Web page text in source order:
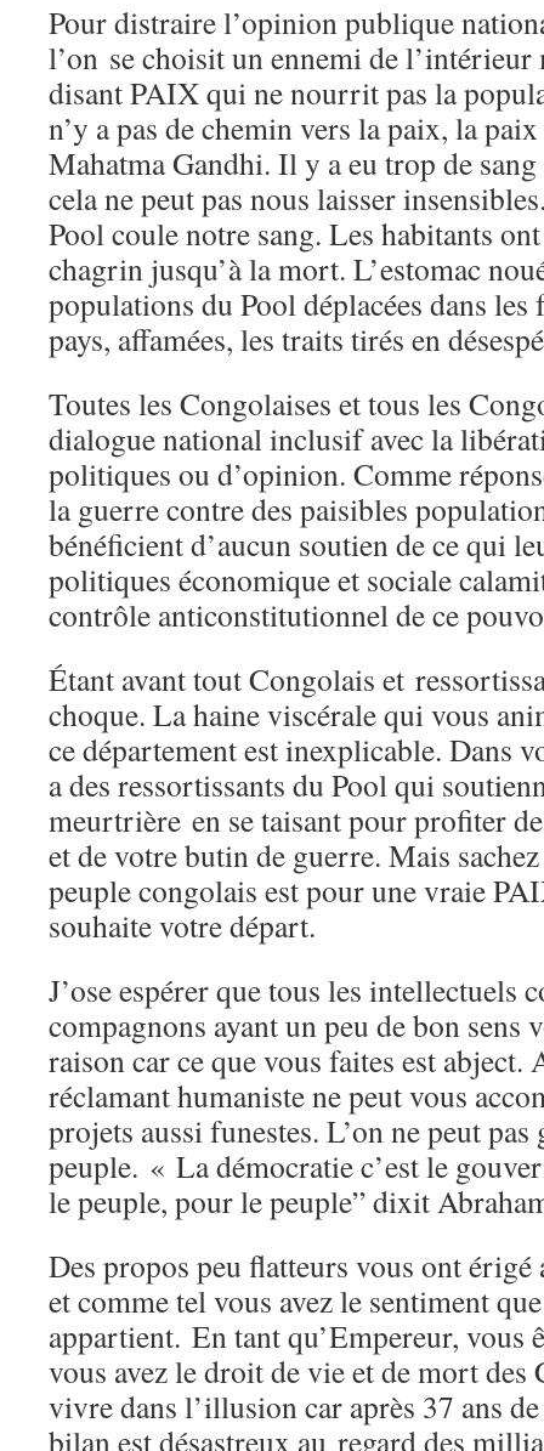
Pour distraire l’opinion publique
l’on se choisit un ennemi de
disant PAIX qui ne nourrit pas la
n’y a pas de chemin vers la paix, la
Mahatma Gandhi. Il y a eu trop de
cela ne peut pas nous laisser
Pool coule notre sang. Les habitants
chagrin jusqu’à la mort. L’estomac
populations du Pool déplacées dans
pays, affamées, les traits tirés en
Toutes les Congolaises et tous les
dialogue national inclusif avec la
politiques ou d’opinion. Comme
la guerre contre des paisibles
bénéficient d’aucun soutien de ce qui
politiques économique et sociale
contrôle anticonstitutionnel de ce
Étant avant tout Congolais et
choque. La haine viscérale qui vous
ce département est inexplicable. Dans
a des ressortissants du Pool qui
meurtrière en se taisant pour profiter
et de votre butin de guerre. Mais
peuple congolais est pour une vraie
souhaite votre départ.
J’ose espérer que tous les intellectuels
compagnons ayant un peu de bon sens
raison car ce que vous faites est abject.
réclamant humaniste ne peut vous
projets aussi funestes. L’on ne peut
peuple. « La démocratie c’est le
le peuple, pour le peuple” dixit
Des propos peu flatteurs vous ont érigé
et comme tel vous avez le sentiment
appartient. En tant qu’Empereur, vous
vous avez le droit de vie et de mort
vivre dans l’illusion car après 37 ans
bilan est désastreux au regard des